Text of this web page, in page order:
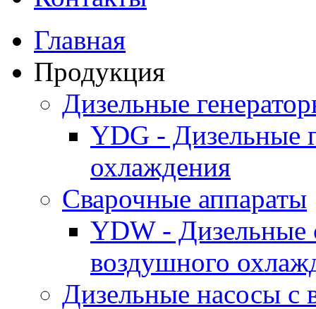
Главная
Продукция
Дизельные
YDG - Дизельные
охлаждения
Cварочные аппараты
YDW - Дизельные
воздушного
Дизельные насосы